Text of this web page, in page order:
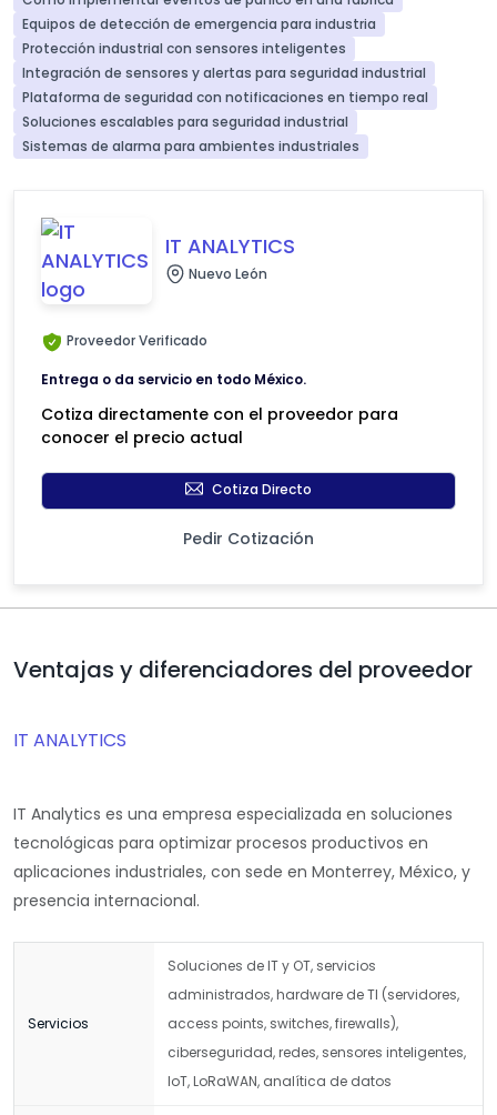
Equipos de detección de emergencia para industria
Protección industrial con sensores inteligentes
Integración de sensores y alertas para seguridad industrial
Plataforma de seguridad con notificaciones en tiempo real
Soluciones escalables para seguridad industrial
Sistemas de alarma para ambientes industriales
IT ANALYTICS
Nuevo León
Proveedor Verificado
Entrega o da servicio en todo México.
Cotiza directamente con el proveedor para
conocer el precio actual
Cotiza Directo
Pedir Cotización
Ventajas y diferenciadores del proveedor
IT ANALYTICS
IT Analytics es una empresa especializada en soluciones
tecnológicas para optimizar procesos productivos en
aplicaciones industriales, con sede en Monterrey, México, y
presencia internacional.
Servicios
Soluciones de IT y OT, servicios
administrados, hardware de TI (servidores,
access points, switches, firewalls),
ciberseguridad, redes, sensores inteligentes,
IoT, LoRaWAN, analítica de datos